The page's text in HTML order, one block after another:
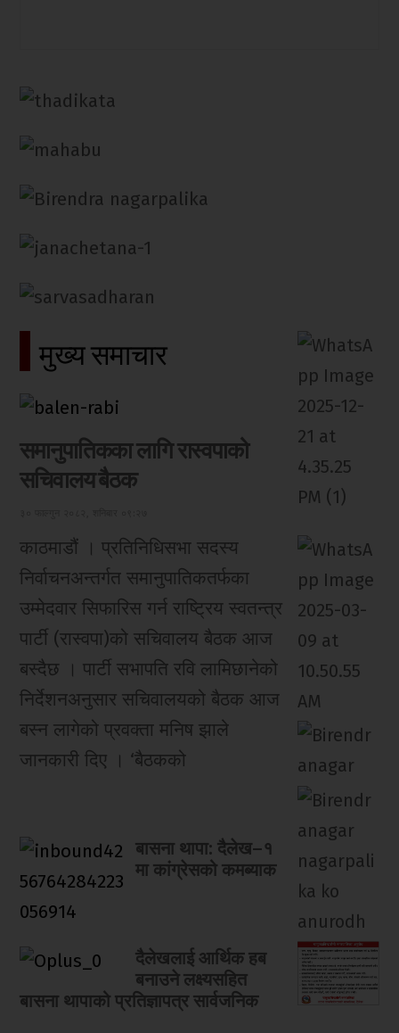
मुख्य समाचार
समानुपातिकका लागि रास्वपाको
सचिवालय बैठक
काठमाडौं । प्रतिनिधिसभा सदस्य
निर्वाचनअन्तर्गत समानुपातिकतर्फका
उम्मेदवार सिफारिस गर्न राष्ट्रिय स्वतन्त्र
पार्टी (रास्वपा)को सचिवालय बैठक आज
बस्दैछ । पार्टी सभापति रवि लामिछानेको
निर्देशनअनुसार सचिवालयको बैठक आज
बस्न लागेको प्रवक्ता मनिष झाले
जानकारी दिए । ‘बैठकको
बासना थापा: दैलेख–१
मा कांग्रेसको कमब्याक
दैलेखलाई आर्थिक हब
बनाउने लक्ष्यसहित
बासना थापाको प्रतिज्ञापत्र सार्वजनिक